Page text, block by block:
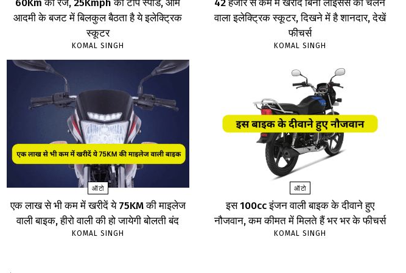
60Km की रेंज, 25Kmph की टॉप स्पीड, आम
आदमी के बजट में बिलकुल बैठता है ये इलेक्ट्रिक
स्कूटर
KOMAL SINGH
₹42 हजार से कम में खरीदें बिना लाइसेंस का चलने
वाला इलेक्ट्रिक स्कूटर, दिखने में है शानदार, देखें
फीचर्स
KOMAL SINGH
ऑटो
एक लाख से भी कम में खरीदें ये 75KM की माइलेज
वाली बाइक, हीरो वाली की हो जायेगी बोलती बंद
KOMAL SINGH
ऑटो
इस 100cc इंजन वाली बाइक के दीवाने हुए
नौजवान, कम कीमत में मिलते हैं भर भर के फीचर्स
KOMAL SINGH